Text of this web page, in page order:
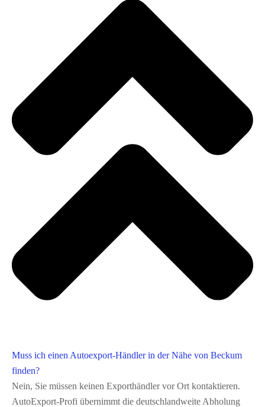
Muss ich einen Autoexport-Händler in der Nähe von Beckum
finden?
Nein, Sie müssen keinen Exporthändler vor Ort kontaktieren.
AutoExport‑Profi übernimmt die deutschlandweite Abholung